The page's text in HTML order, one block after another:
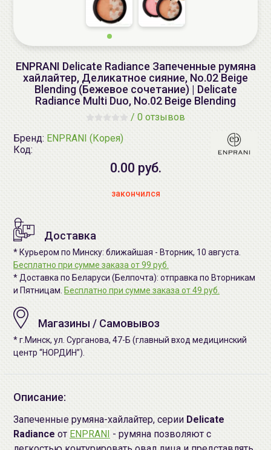
ENPRANI Delicate Radiance Запеченные румяна
хайлайтер, Деликатное сияние, No.02 Beige
Blending (Бежевое сочетание) | Delicate
Radiance Multi Duo, No.02 Beige Blending
/ 0 отзывов
Бренд: ENPRANI (Корея)
Код:
0.00 руб.
закончился
Доставка
* Курьером по Минску: ближайшая - Вторник, 10 августа.
Бесплатно при сумме заказа от 99 руб.
* Доставка по Беларуси (Белпочта): отправка по Вторникам
и Пятницам. Бесплатно при сумме заказа от 49 руб.
Магазины / Самовывоз
* г.Минск, ул. Сурганова, 47-Б (главный вход медицинский
центр “НОРДИН”).
Описание:
Запеченные румяна-хайлайтер, серии Delicate
Radiance от ENPRANI - румяна позволяют с